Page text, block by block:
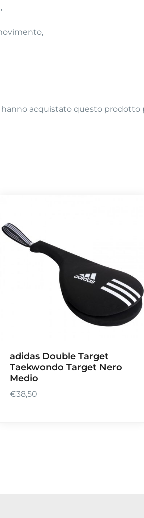
acquistato questo prodotto
adidas Double Target
Taekwondo Target Nero
Medio
€38,50